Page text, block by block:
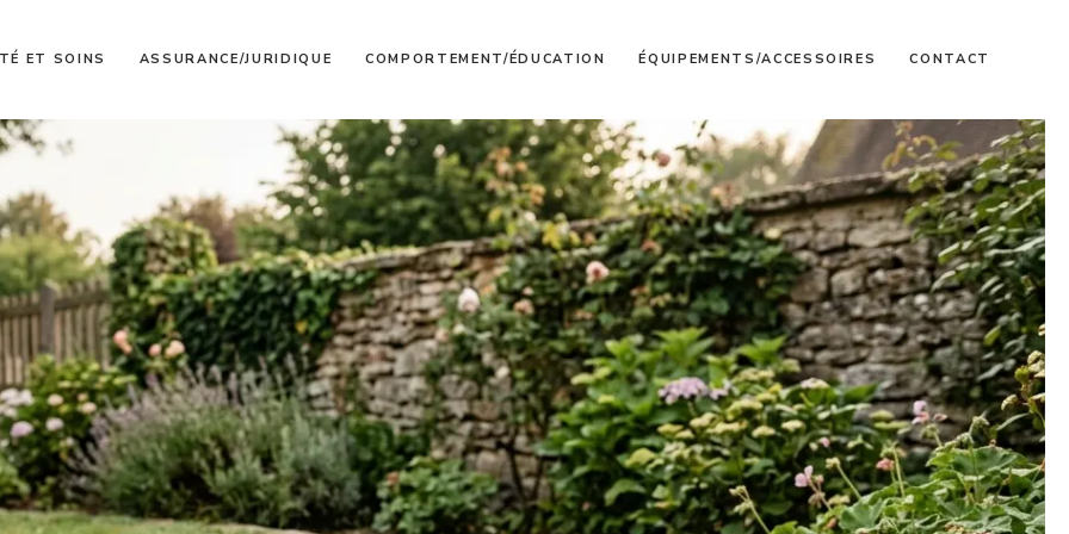
ET SOINS ASSURANCE/JURIDIQUE COMPORTEMENT/ÉDUCATION ÉQUIPEMENTS/ACCESSOIRES CONTACT